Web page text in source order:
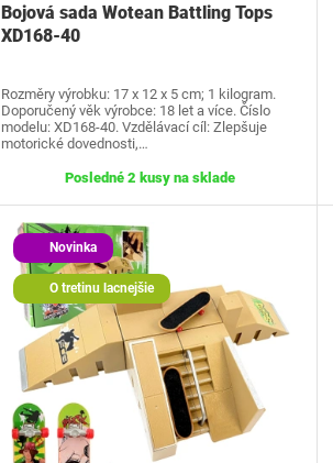
Bojová sada Wotean Battling Tops
XD168-40
Rozměry výrobku: 17 x 12 x 5 cm; 1 kilogram.
Doporučený věk výrobce: 18 let a více. Číslo
modelu: XD168-40. Vzdělávací cíl: Zlepšuje
motorické dovednosti,…
Posledné 2 kusy na sklade
Novinka
O tretinu lacnejšie